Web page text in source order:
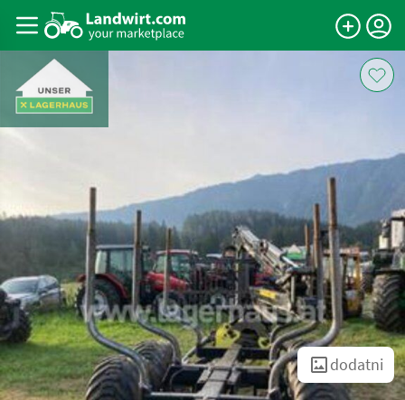
dodatni